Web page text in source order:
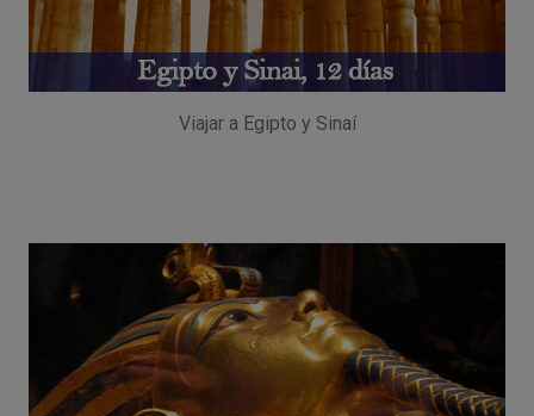
Viajar a Egipto y Sinaí